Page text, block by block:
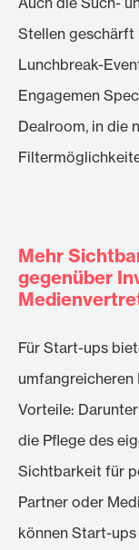
Stellen geschärft
Lunchbreak-
Engagemen
Dealroom, in die
Mehr
gegenüber
Für Start-ups
Vorteile:
die Pflege des
Sichtbarkeit für
Partner oder
können Start-